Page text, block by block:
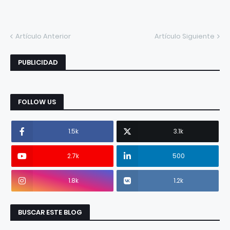
Artículo Anterior Artículo Siguiente
PUBLICIDAD
FOLLOW US
1.5k 3.1k
2.7k 500
1.8k 1.2k
BUSCAR ESTE BLOG